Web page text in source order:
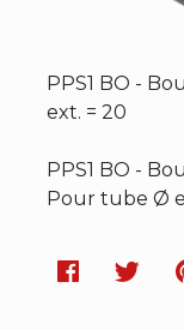
PPS1 BO -
ext. = 20
PPS1 BO -
Pour tube Ø